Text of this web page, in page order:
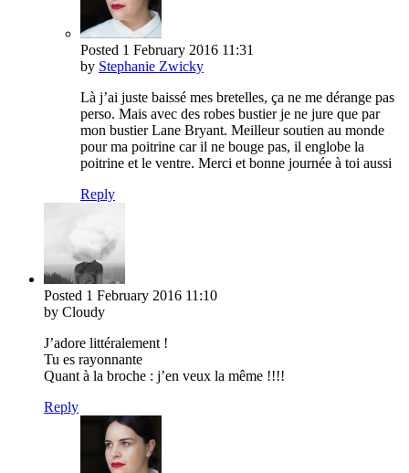
Posted 1 February 2016 11:31
by Stephanie Zwicky
Là j’ai juste baissé mes bretelles, ça ne me dérange pas
perso. Mais avec des robes bustier je ne jure que par
mon bustier Lane Bryant. Meilleur soutien au monde
pour ma poitrine car il ne bouge pas, il englobe la
poitrine et le ventre. Merci et bonne journée à toi aussi
Reply
Posted 1 February 2016 11:10
by Cloudy
J’adore littéralement !
Tu es rayonnante
Quant à la broche : j’en veux la même !!!!
Reply